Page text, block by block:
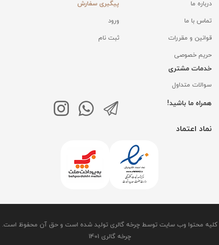
درباره ما
تماس با ما
قوانین و مقررات
حریم خصوصی
پیگیری سفارش
ورود
ثبت نام
خدمات مشتری
سوالات متداول
همراه ما باشید!
نماد اعتماد
کلیه محتوا وب سایت توسط چرخه گالری تولید شده است و حق آن محفوظ است.
چرخه گالری 1401